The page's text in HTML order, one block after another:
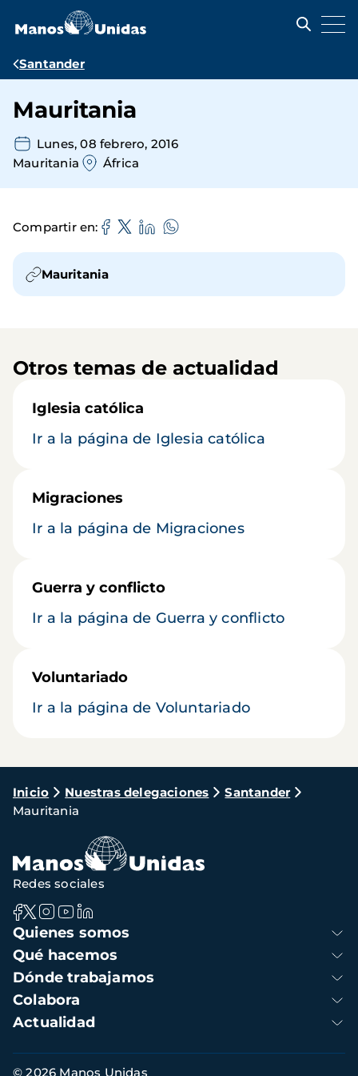
contenido
Ruta
navegación
Santander
Mauritania
Lunes, 08 febrero, 2016
Mauritania
África
Compartir en
Mauritania
Otros temas de actualidad
Iglesia católica
Ir a la página de Iglesia católica
Migraciones
Ir a la página de Migraciones
Guerra y conflicto
Ir a la página de Guerra y conflicto
Voluntariado
Ir a la página de Voluntariado
Ruta
de
navegación
Inicio Nuestras delegaciones
Santander
Mauritania
Navegación
principal
Quienes somos
Qué hacemos
Dónde trabajamos
Colabora
Actualidad
Redes sociales
Información
© 2026 Manos Unidas